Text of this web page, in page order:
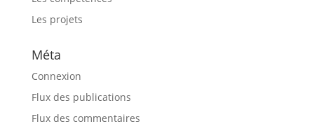
Les projets
Méta
Connexion
Flux des publications
Flux des commentaires